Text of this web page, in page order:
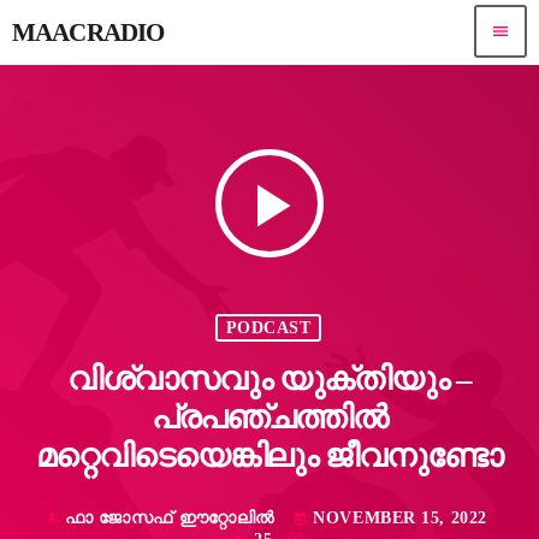
MAACRADIO menu
play_arrow
PODCAST
വിശ്വാസവും യുക്തിയും –
പ്രപഞ്ചത്തിൽ
മറ്റെവിടെയെങ്കിലും ജീവനുണ്ടോ
mic ഫാ ജോസഫ് ഈറ്റോലിൽ today NOVEMBER 15, 2022